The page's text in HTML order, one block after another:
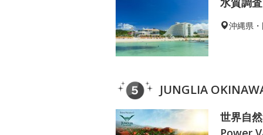
沖縄県
JUNGLIA
世界自